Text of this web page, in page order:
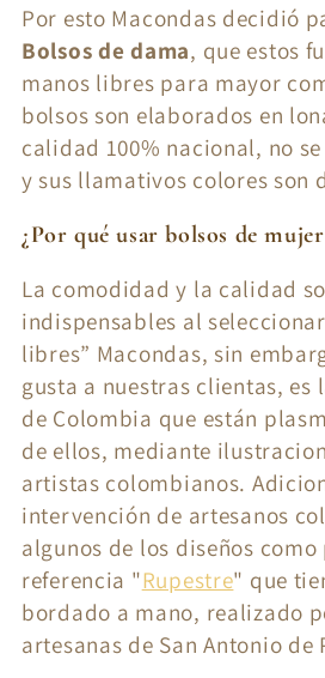
:
Por esto Macondas decidió
Bolsos de dama, que estos
manos libres para mayor
bolsos son elaborados en
calidad 100% nacional, no
y sus llamativos colores son
¿Por qué usar bolsos de
La comodidad y la calidad
indispensables al
libres” Macondas, sin
gusta a nuestras clientas,
de Colombia que están
de ellos, mediante
artistas colombianos.
intervención de artesanos
algunos de los diseños
referencia "Rupestre" que
bordado a mano, realizado
artesanas de San Antonio de